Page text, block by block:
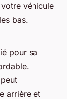
véhicule
bas.
pour sa
arrière et